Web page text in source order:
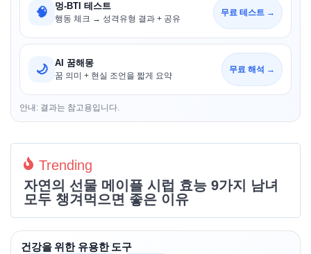
🧠 멍-BTI 테스트
행동 체크 → 성격유형 결과 + 공유
무료 테스트 →
🌙 AI 꿈해몽
꿈 의미 + 현실 조언을 짧게 요약
무료 해석 →
안내: 결과는 참고용입니다.
Trending
자연의 선물 메이플 시럽 효능 9가지 남녀
모두 챙겨먹으면 좋은 이유
건강을 위한 유용한 도구